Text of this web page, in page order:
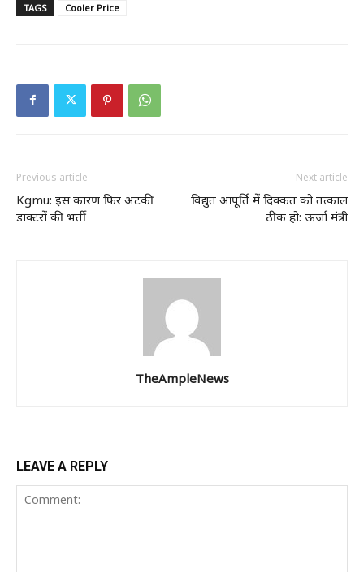
TAGS Cooler Price
Previous article
Kgmu: इस कारण फिर अटकी
डाक्टरों की भर्ती
Next article
विद्युत आपूर्ति में दिक्कत को तत्काल
ठीक हो: ऊर्जा मंत्री
TheAmpleNews
LEAVE A REPLY